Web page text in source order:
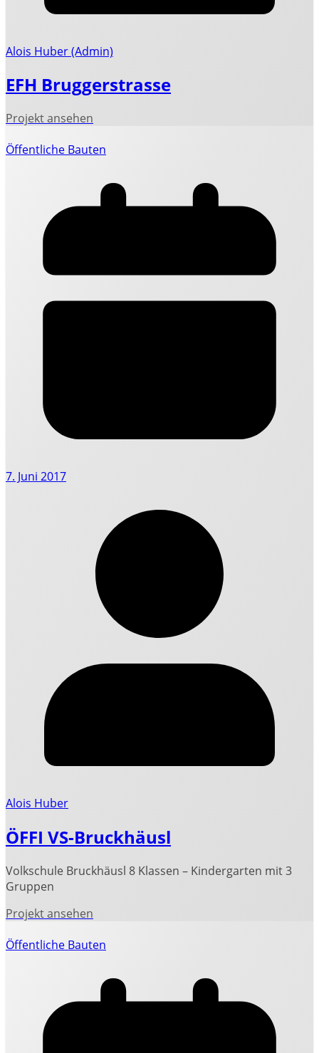
Alois Huber (Admin)
EFH Bruggerstrasse
Öffentliche Bauten
7. Juni 2017
Alois Huber
ÖFFI VS-Bruckhäusl
Volkschule Bruckhäusl 8 Klassen – Kindergarten mit 3
Gruppen
Öffentliche Bauten